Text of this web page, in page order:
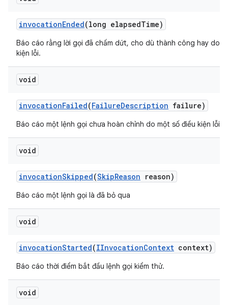
invocationEnded(long elapsedTime)
Báo cáo rằng lời gọi đã chấm dứt, cho dù thành công hay do
kiện lỗi.
void
invocationFailed(FailureDescription failure)
Báo cáo một lệnh gọi chưa hoàn chỉnh do một số điều kiện lỗi.
void
invocationSkipped(SkipReason reason)
Báo cáo một lệnh gọi là đã bỏ qua
void
invocationStarted(IInvocationContext context)
Báo cáo thời điểm bắt đầu lệnh gọi kiểm thử.
void